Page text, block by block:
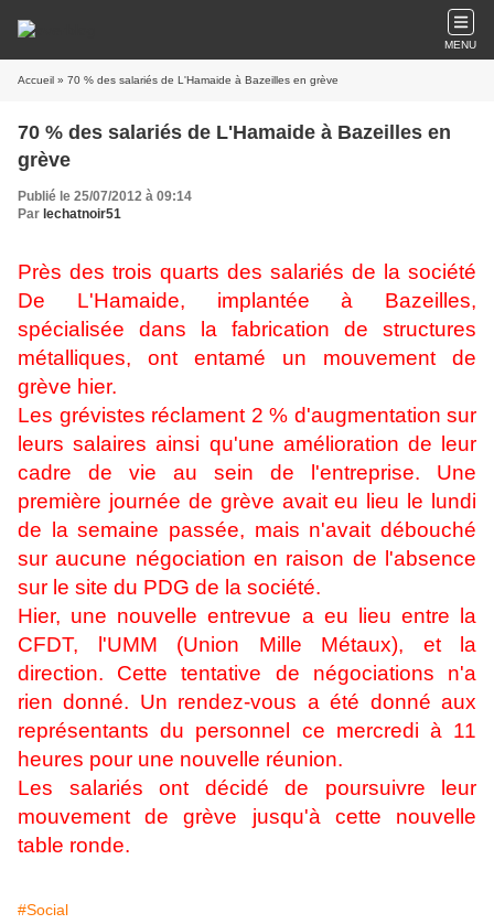
MENU
Accueil » 70 % des salariés de L'Hamaide à Bazeilles en grève
70 % des salariés de L'Hamaide à Bazeilles en
grève
Publié le 25/07/2012 à 09:14
Par lechatnoir51
Près des trois quarts des salariés de la société
De L'Hamaide, implantée à Bazeilles,
spécialisée dans la fabrication de structures
métalliques, ont entamé un mouvement de
grève hier.
Les grévistes réclament 2 % d'augmentation sur
leurs salaires ainsi qu'une amélioration de leur
cadre de vie au sein de l'entreprise. Une
première journée de grève avait eu lieu le lundi
de la semaine passée, mais n'avait débouché
sur aucune négociation en raison de l'absence
sur le site du PDG de la société.
Hier, une nouvelle entrevue a eu lieu entre la
CFDT, l'UMM (Union Mille Métaux), et la
direction. Cette tentative de négociations n'a
rien donné. Un rendez-vous a été donné aux
représentants du personnel ce mercredi à 11
heures pour une nouvelle réunion.
Les salariés ont décidé de poursuivre leur
mouvement de grève jusqu'à cette nouvelle
table ronde.
#Social